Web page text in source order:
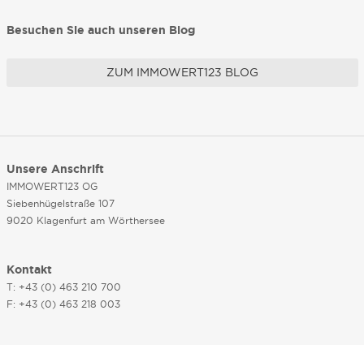
Besuchen Sie auch unseren Blog
ZUM IMMOWERT123 BLOG
Unsere Anschrift
IMMOWERT123 OG
Siebenhügelstraße 107
9020 Klagenfurt am Wörthersee
Kontakt
T: +43 (0) 463 210 700
F: +43 (0) 463 218 003